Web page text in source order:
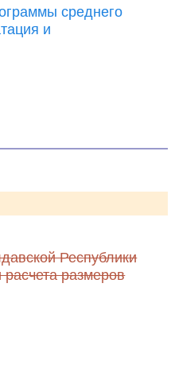
среднего
и
Республики
размеров